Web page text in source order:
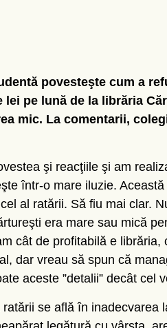
povesteşte cum a
lei pe lună de la librăria
mic. La comentarii,
şi reacţiile şi am
într-o mare iluzie.
al ratării. Să fiu mai clar.
era mare sau mică
cât de profitabilă e librăria,
dar vreau să spun că
aceste ”detalii” decât cel
se află în inadecvarea